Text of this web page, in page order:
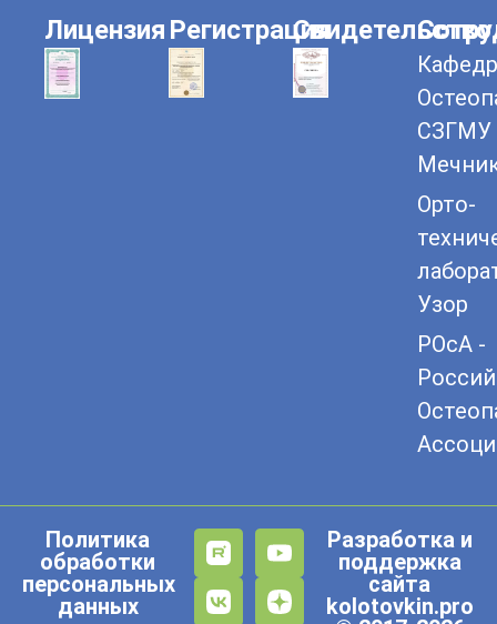
Лицензия РегистрацияСвидетельство
СЗГМУ
Орто-
Узор
РОсА -
Политика
обработки
персональных
данных
Разработка и
поддержка
сайта
kolotovkin.pro